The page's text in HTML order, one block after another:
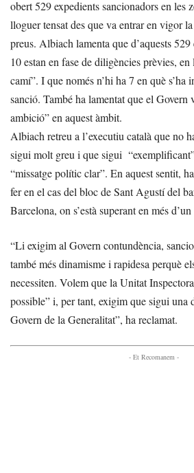
obert 529 expedients sancionadors en les
lloguer tensat des que va entrar en vigor
preus. Albiach lamenta que d’aquests 529
10 estan en fase de diligències prèvies,
camí”. I que només n’hi ha 7 en què s’ha
sanció. També ha lamentat que el Govern
ambició” en aquest àmbit.
Albiach retreu a l’executiu català que no
sigui molt greu i que sigui
“missatge polític clar”. En aquest sentit,
fer en el cas del bloc de Sant Agustí del
Barcelona, on s’està superant en més
“Li exigim al Govern contundència,
també més dinamisme i rapidesa perquè
necessiten. Volem que la Unitat
possible” i, per tant, exigim que sigui una
Govern de la Generalitat”, ha reclamat.
- Et Recomanem -